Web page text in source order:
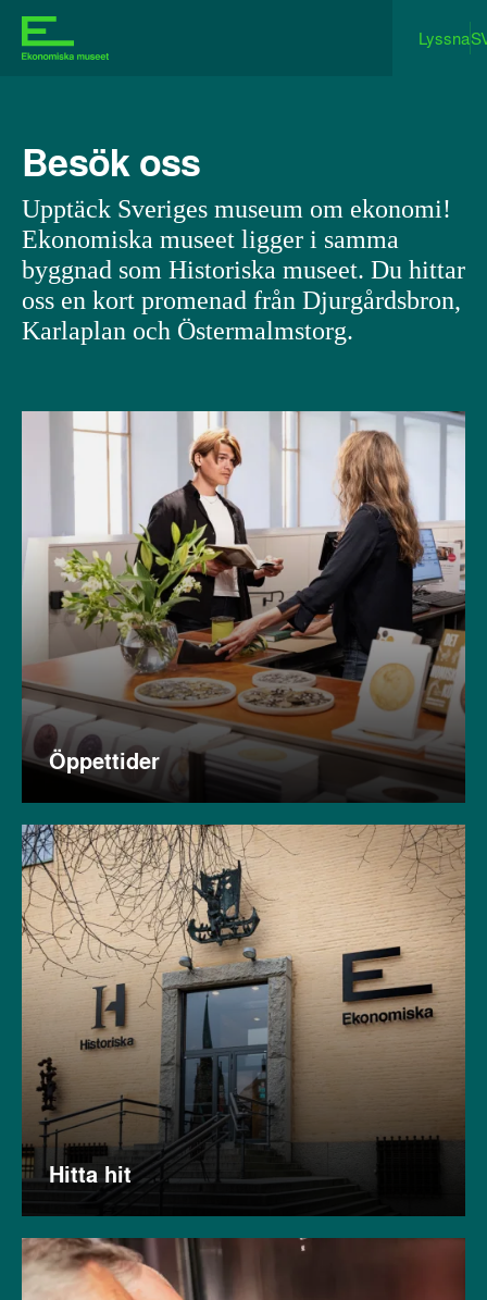
Lyssna
Besök oss
Upptäck Sveriges museum om ekonomi!
Ekonomiska museet ligger i samma
byggnad som Historiska museet. Du hittar
oss en kort promenad från Djurgårdsbron,
Karlaplan och Östermalmstorg.
Öppettider
Hitta hit